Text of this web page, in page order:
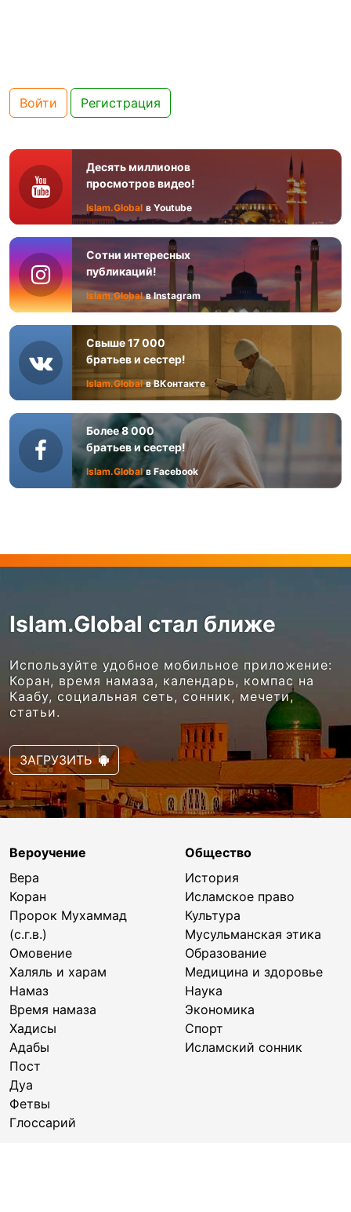
Войти Регистрация
Десять миллионов
просмотров видео!
Islam.Global в Youtube
Сотни интересных
публикаций!
Islam.Global в Instagram
Свыше 17 000
братьев и сестер!
Islam.Global в ВКонтакте
Более 8 000
братьев и сестер!
Islam.Global в Facebook
Islam.Global стал ближе
Используйте удобное мобильное приложение:
Коран, время намаза, календарь, компас на
Каабу, социальная сеть, сонник, мечети,
статьи.
ЗАГРУЗИТЬ
Вероучение
Вера
Коран
Пророк Мухаммад
(с.г.в.)
Омовение
Халяль и харам
Намаз
Время намаза
Хадисы
Адабы
Пост
Дуа
Фетвы
Глоссарий
Общество
История
Исламское право
Культура
Мусульманская этика
Образование
Медицина и здоровье
Наука
Экономика
Спорт
Исламский сонник